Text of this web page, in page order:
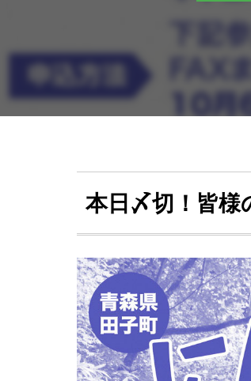
本日〆切！皆様